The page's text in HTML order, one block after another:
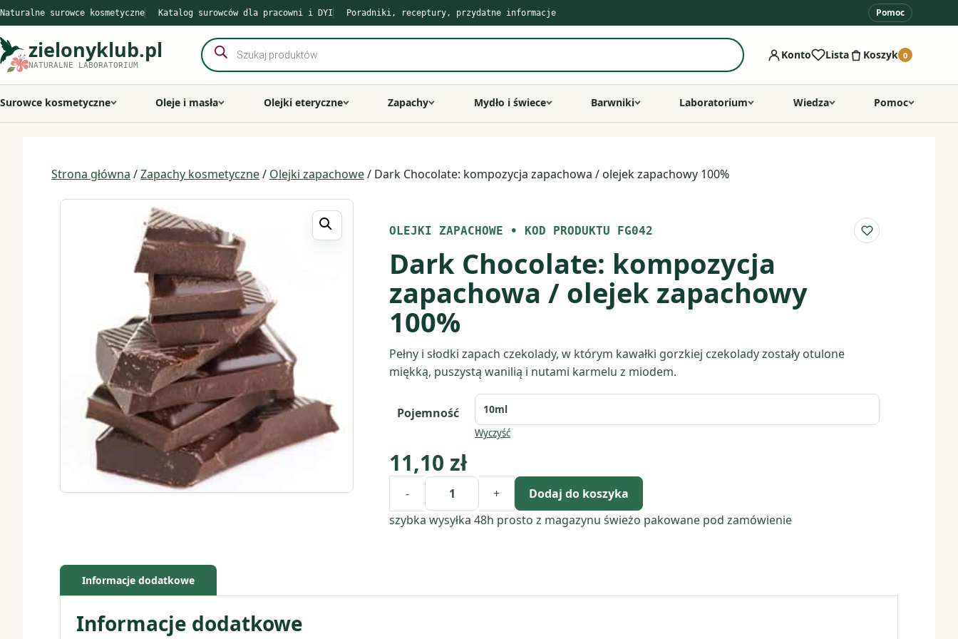
Przejdź
do
treści
Naturalne surowce kosmetyczne Katalog surowców dla pracowni i DYI Poradniki, receptury, przydatne informacje Pomoc
zielonyklub.pl
NATURALNE LABORATORIUM
Wyszukiwarka
produktów
Konto Lista Koszyk 0
Surowce kosmetyczne Oleje i masła Olejki eteryczne Zapachy Mydło i świece Barwniki Laboratorium Wiedza Pomoc
Strona główna /Zapachy kosmetyczne/ Olejki zapachowe/ Dark Chocolate: kompozycja zapachowa / olejek zapachowy 100%
OLEJKI ZAPACHOWE • KOD PRODUKTU FG042 Do listy
Dark Chocolate: kompozycja
zapachowa / olejek zapachowy
100%
Pełny i słodki zapach czekolady, w którym kawałki gorzkiej czekolady zostały otulone
miękką, puszystą wanilią i nutami karmelu z miodem.
Pojemność
Wyczyść
11,10 zł
-
ilość
Dark
+
Dodaj do koszyka
szybka wysyłka 48h prosto z magazynu świeżo pakowane pod zamówienie
Informacje dodatkowe
Informacje dodatkowe